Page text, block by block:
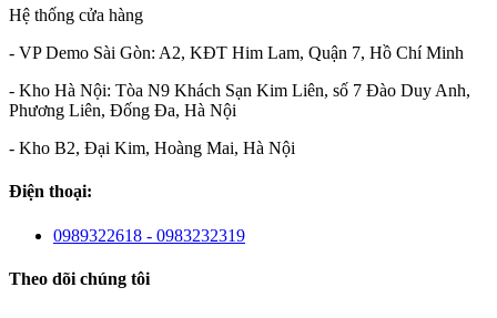
Hệ thống cửa hàng
- VP Demo Sài Gòn: A2, KĐT Him Lam, Quận 7, Hồ Chí Minh
- Kho Hà Nội: Tòa N9 Khách Sạn Kim Liên, số 7 Đào Duy Anh,
Phương Liên, Đống Đa, Hà Nội
- Kho B2, Đại Kim, Hoàng Mai, Hà Nội
Điện thoại:
0989322618 - 0983232319
Theo dõi chúng tôi